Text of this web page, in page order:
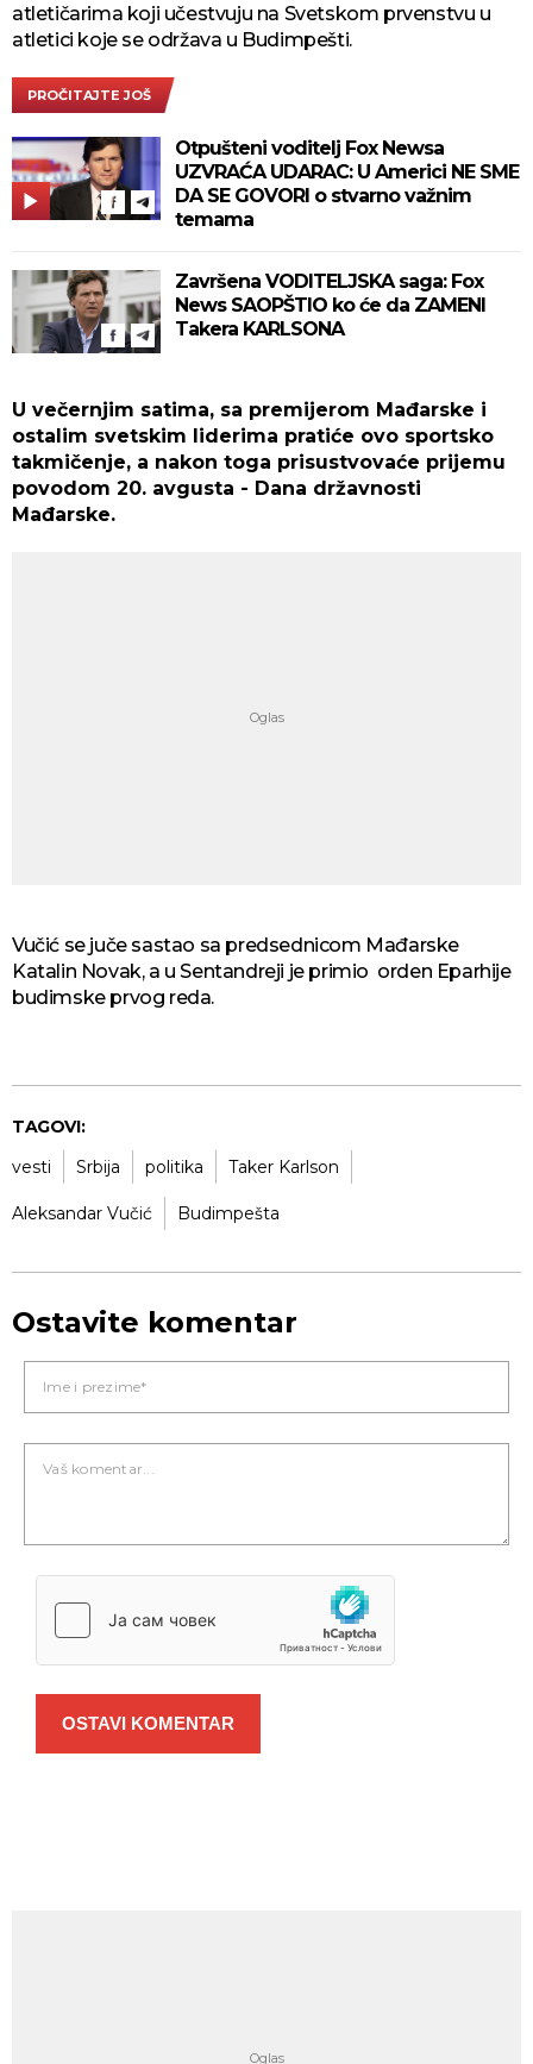
atletičarima koji učestvuju na Svetskom prvenstvu u
atletici koje se održava u Budimpešti.
PROČITAJTE JOŠ
Otpušteni voditelj Fox Newsa
UZVRAĆA UDARAC: U Americi NE SME
DA SE GOVORI o stvarno važnim
temama
Završena VODITELJSKA saga: Fox
News SAOPŠTIO ko će da ZAMENI
Takera KARLSONA
U večernjim satima, sa premijerom Mađarske i
ostalim svetskim liderima pratiće ovo sportsko
takmičenje, a nakon toga prisustvovaće prijemu
povodom 20. avgusta - Dana državnosti
Mađarske.
Vučić se juče sastao sa predsednicom Mađarske
Katalin Novak, a u Sentandreji je primio orden Eparhije
budimske prvog reda.
TAGOVI:
vesti
Srbija politika Taker Karlson
Aleksandar Vučić Budimpešta
Ostavite komentar
OSTAVI KOMENTAR